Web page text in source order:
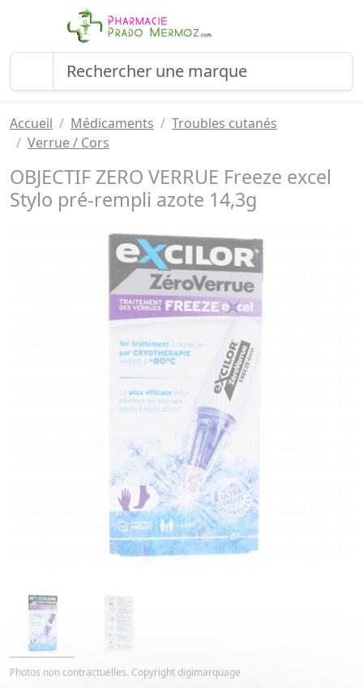
Accueil Médicaments
Troubles cutanés
Verrue / Cors
OBJECTIF ZERO VERRUE Freeze excel
Stylo pré-rempli azote 14,3g
Photos non contractuelles. Copyright digimarquage